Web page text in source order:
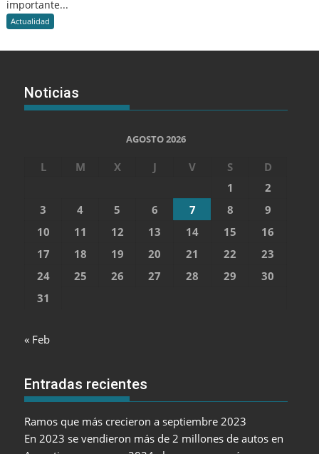
importante...
Actualidad
Noticias
AGOSTO 2026
L M X J V S
D
1
2
3
4 5 6 7 8
9
10
11 12 13 14 15
16
17
18 19 20 21 22
23
24
25 26 27 28 29
30
31
« Feb
Entradas recientes
Ramos que más crecieron a septiembre 2023
En 2023 se vendieron más de 2 millones de autos en